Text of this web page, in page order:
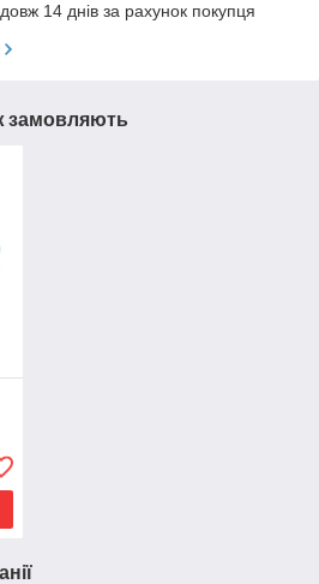
14 днів за рахунок покупця
замовляють